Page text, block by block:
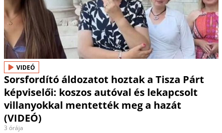
VIDEÓ
Sorsfordító áldozatot hoztak a Tisza Párt
képviselői: koszos autóval és lekapcsolt
villanyokkal mentették meg a hazát
(VIDEÓ)
3 órája